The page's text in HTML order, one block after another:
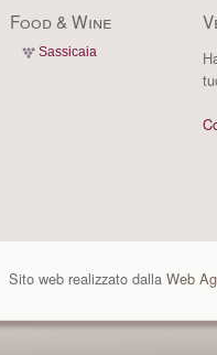
Food & Wine
Sassicaia
Sito web realizzato dalla Web